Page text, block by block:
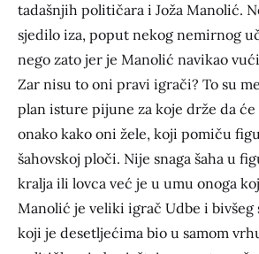
tadašnjih političara i Joža Manolić.
sjedilo iza, poput nekog nemirnog
nego zato jer je Manolić navikao
Zar nisu to oni pravi igrači? To su
plan isture pijune za koje drže da
onako kako oni žele, koji pomiču
šahovskoj ploči. Nije snaga šaha u
kralja ili lovca već je u umu onoga
Manolić je veliki igrač Udbe i bivšeg
koji je desetljećima bio u samom